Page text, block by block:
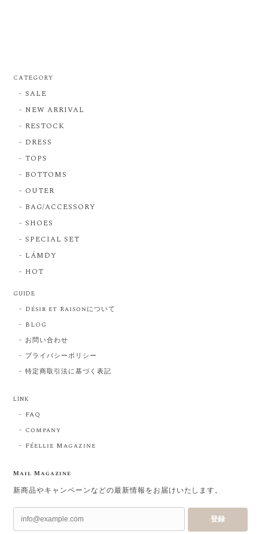
CATEGORY
SALE
NEW ARRIVAL
RESTOCK
DRESS
TOPS
BOTTOMS
OUTER
BAG/ACCESSORY
SHOES
SPECIAL SET
LÁMDY
HOT
GUIDE
Désir et Raisonについて
BLOG
お問い合わせ
プライバシーポリシー
特定商取引法に基づく表記
LINK
FAQ
Company
Féellie Magazine
Mail Magazine
新商品やキャンペーンなどの最新情報をお届けいたします。
登録